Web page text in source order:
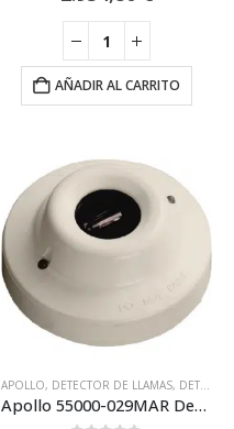
AÑADIR AL CARRITO
,DETECTORES
APOLLO, DETECTOR DE LLAMAS, DETECTOR DE LLAMAS IR (INFRARROJO)
Apollo 55000-029MAR Detector Apollo analógico de llama IR3 montado en base XP95